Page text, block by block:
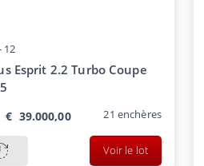
12
Esprit 2.2 Turbo Coupe
€ 39.000,00 21 enchères
Voir le lot